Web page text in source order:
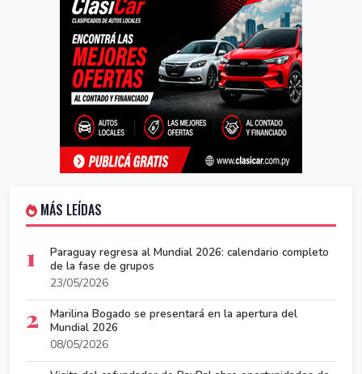
MÁS LEÍDAS
1
Paraguay regresa al Mundial 2026: calendario completo
de la fase de grupos
23/05/2026
2
Marilina Bogado se presentará en la apertura del
Mundial 2026
08/05/2026